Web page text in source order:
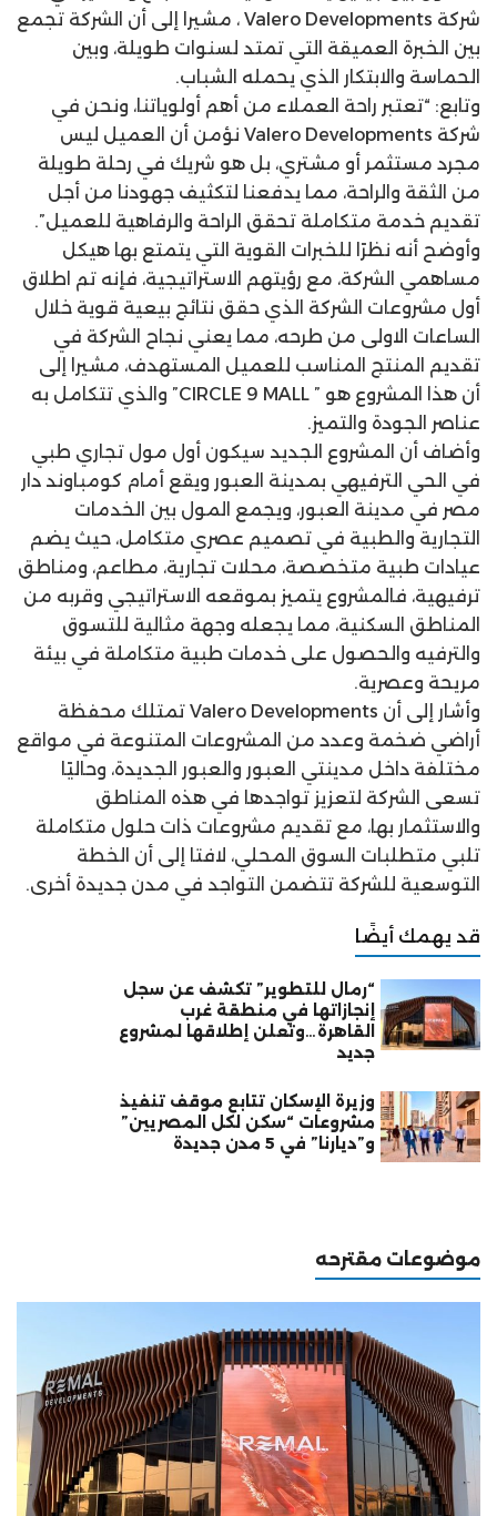
شركة Valero Developments ، مشيرا إلى أن الشركة تجمع
بين الخبرة العميقة التي تمتد لسنوات طويلة، وبين
الحماسة والابتكار الذي يحمله الشباب.
وتابع: “تعتبر راحة العملاء من أهم أولوياتنا، ونحن في
شركة Valero Developments نؤمن أن العميل ليس
مجرد مستثمر أو مشتري، بل هو شريك في رحلة طويلة
من الثقة والراحة، مما يدفعنا لتكثيف جهودنا من أجل
تقديم خدمة متكاملة تحقق الراحة والرفاهية للعميل”.
وأوضح أنه نظرًا للخبرات القوية التي يتمتع بها هيكل
مساهمي الشركة، مع رؤيتهم الاستراتيجية، فإنه تم اطلاق
أول مشروعات الشركة الذي حقق نتائج بيعية قوية خلال
الساعات الاولى من طرحه، مما يعني نجاح الشركة في
تقديم المنتج المناسب للعميل المستهدف، مشيرا إلى
أن هذا المشروع هو ” CIRCLE 9 MALL” والذي تتكامل به
عناصر الجودة والتميز.
وأضاف أن المشروع الجديد سيكون أول مول تجاري طبي
في الحي الترفيهي بمدينة العبور ويقع أمام كومباوند دار
مصر في مدينة العبور، ويجمع المول بين الخدمات
التجارية والطبية في تصميم عصري متكامل، حيث يضم
عيادات طبية متخصصة، محلات تجارية، مطاعم، ومناطق
ترفيهية، فالمشروع يتميز بموقعه الاستراتيجي وقربه من
المناطق السكنية، مما يجعله وجهة مثالية للتسوق
والترفيه والحصول على خدمات طبية متكاملة في بيئة
مريحة وعصرية.
وأشار إلى أن Valero Developments تمتلك محفظة
أراضي ضخمة وعدد من المشروعات المتنوعة في مواقع
مختلفة داخل مدينتي العبور والعبور الجديدة، وحاليًا
تسعى الشركة لتعزيز تواجدها في هذه المناطق
والاستثمار بها، مع تقديم مشروعات ذات حلول متكاملة
تلبي متطلبات السوق المحلي، لافتا إلى أن الخطة
التوسعية للشركة تتضمن التواجد في مدن جديدة أخرى.
قد يهمك أيضًا
“رمال للتطوير” تكشف عن سجل
إنجازاتها في منطقة غرب
القاهرة…وتعلن إطلاقها لمشروع
جديد
وزيرة الإسكان تتابع موقف تنفيذ
مشروعات “سكن لكل المصريين”
و”ديارنا” في 5 مدن جديدة
موضوعات مقترحه